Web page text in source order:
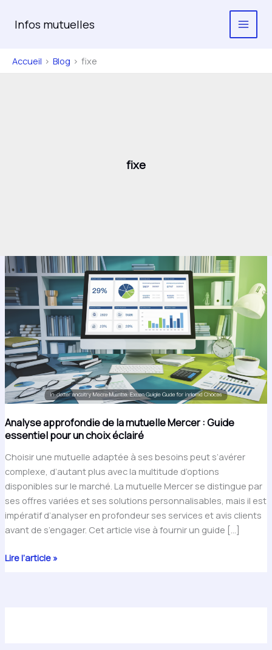
Infos mutuelles
Accueil Blog fixe
fixe
Analyse approfondie de la mutuelle Mercer : Guide
essentiel pour un choix éclairé
Choisir une mutuelle adaptée à ses besoins peut s’avérer
complexe, d’autant plus avec la multitude d’options
disponibles sur le marché. La mutuelle Mercer se distingue par
ses offres variées et ses solutions personnalisables, mais il est
impératif d’analyser en profondeur ses services et avis clients
avant de s’engager. Cet article vise à fournir un guide […]
Analyse
Lire l’article »